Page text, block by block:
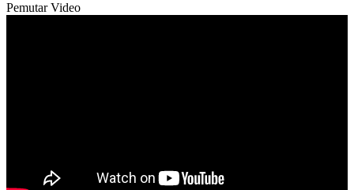
Pemutar Video